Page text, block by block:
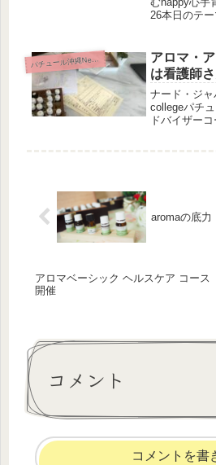
26本日のテ
いね↓
パ
チュール沖縄News
アロマ・
は看護師
ナード・ジ
collegeパチ
ドバイザー
aromaの底力
アロマベーシック ヘルスケア コース
開催
コメント
コメントを書